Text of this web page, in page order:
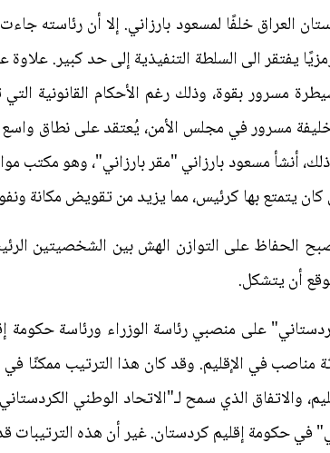
العراق خلفًا لمسعود بارزاني. إلا أن رئاسته
يفتقر الى السلطة التنفيذية إلى حد كبير.
مسرور بقوة، وذلك رغم الأحكام القانونية
مسرور في مجلس الأمن، يُعتقد على نطاق
أنشأ مسعود بارزاني "مقر بارزاني"، وهو مكتب
يتمتع بها كرئيس، مما يزيد من تقويض مكانة
يصبح الحفاظ على التوازن الهش بين الشخصيتين
أن يتشكل.
على منصبي رئاسة الوزراء ورئاسة حكومة
مناصب في الإقليم. وقد كان هذا الترتيب
والاتفاق الذي سمح لـ"الاتحاد الوطني
في حكومة إقليم كردستان. غير أن هذه الترتيبات